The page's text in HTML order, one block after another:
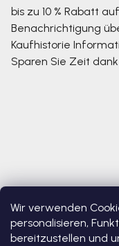
Wir verwenden
personalisieren,
bereitzustellen und
bis zu 10 % Rabatt
Benachrichtigung
Kaufhistorie
Sparen Sie Zeit
Copyright 2026Bosono.
Einstellungen ändern